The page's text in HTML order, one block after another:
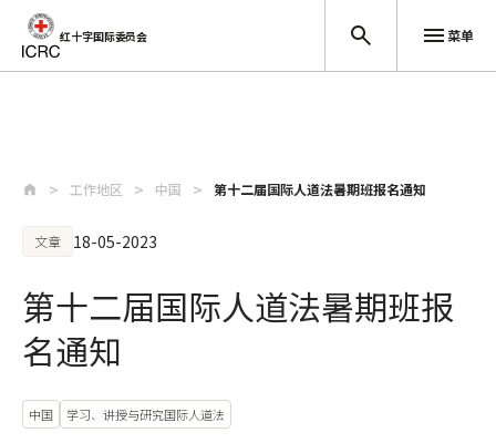
红十字国际委员会 菜单
工作地区 中国 第十二届国际人道法暑期班报名通知
文章 18-05-2023
第十二届国际人道法暑期班报
名通知
中国 学习、讲授与研究国际人道法